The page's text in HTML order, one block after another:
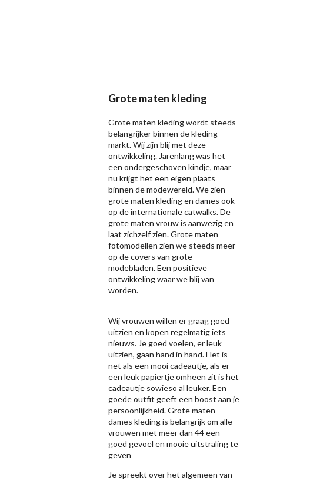
Grote maten kleding
Grote maten kleding wordt steeds
belangrijker binnen de kleding
markt. Wij zijn blij met deze
ontwikkeling. Jarenlang was het
een ondergeschoven kindje, maar
nu krijgt het een eigen plaats
binnen de modewereld. We zien
grote maten kleding en dames ook
op de internationale catwalks. De
grote maten vrouw is aanwezig en
laat zichzelf zien. Grote maten
fotomodellen zien we steeds meer
op de covers van grote
modebladen. Een positieve
ontwikkeling waar we blij van
worden.
Wij vrouwen willen er graag goed
uitzien en kopen regelmatig iets
nieuws. Je goed voelen, er leuk
uitzien, gaan hand in hand. Het is
net als een mooi cadeautje, als er
een leuk papiertje omheen zit is het
cadeautje sowieso al leuker. Een
goede outfit geeft een boost aan je
persoonlijkheid. Grote maten
dames kleding is belangrijk om alle
vrouwen met meer dan 44 een
goed gevoel en mooie uitstraling te
geven
Je spreekt over het algemeen van